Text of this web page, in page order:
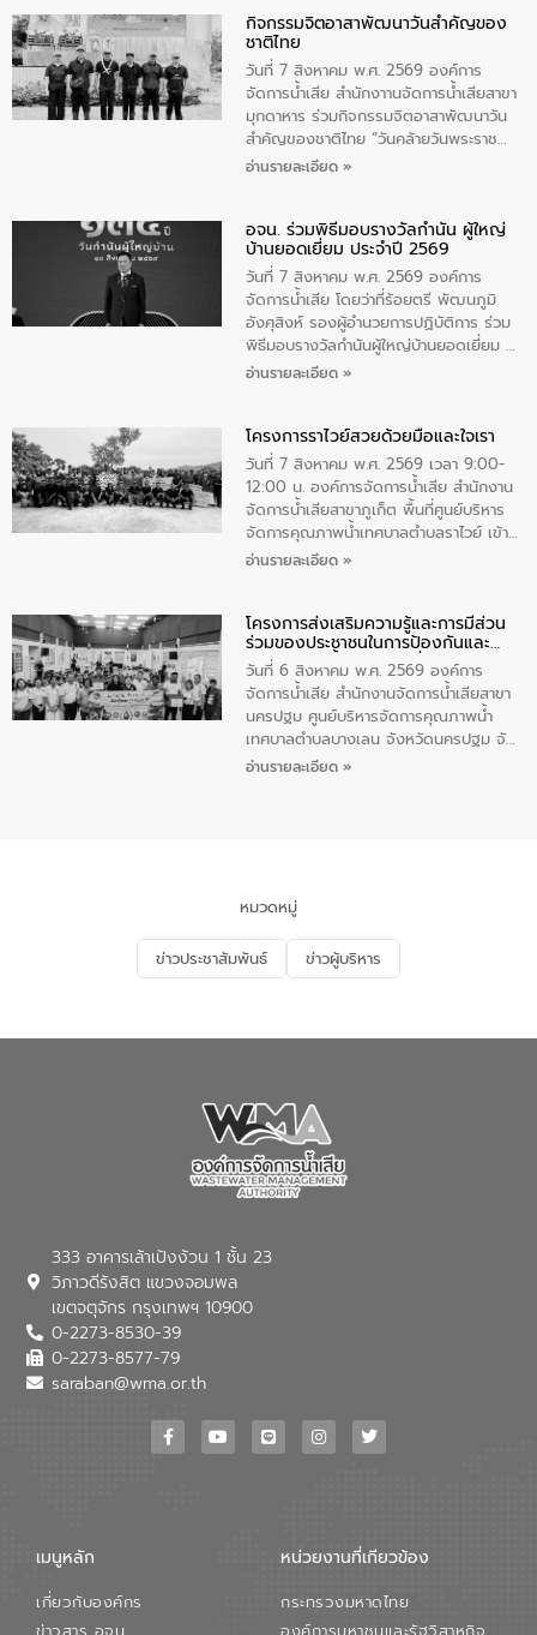
กิจกรรมจิตอาสาพัฒนาวันสําคัญของ
ชาติไทย
วันที่ 7 สิงหาคม พ.ศ. 2569 องค์การ
จัดการน้ำเสีย สำนักงาานจัดการน้ำเสียสาขา
มุกดาหาร ร่วมกิจกรรมจิตอาสาพัฒนาวัน
สําคัญของชาติไทย “วันคล้ายวันพระราช
สมภพ สมเด็จพระนางเจ้าสิริกิติ์พระบรม
ทิพย์คำ รองผู้ว่าราชการจังหวัดมุกดาหาร
เป็นประธานในพิธี ณ เรือนจําชั่วคราวนาโสก
ตําบลนาโสก อําเภอเมืองมุกดาหาร จังหวัด
มุกดาหาร โดยในกิจกรรมได้ร่วมปลูกป่า และ
ทําความสะอาดภายในบริเวณ จัดกิจกรรม
เพื่อถวายเป็นพระราชกุศล สมเด็จพระนาง
เจ้าสิริกิติ์พระบรมราชินีนาถ พระบรมราช
อ่านรายละเอียด »
อจน. ร่วมพิธีมอบรางวัลกำนัน ผู้ใหญ่
บ้านยอดเยี่ยม ประจำปี 2569
วันที่ 7 สิงหาคม พ.ศ. 2569 องค์การ
จัดการน้ำเสีย โดยว่าที่ร้อยตรี พัฒนภูมิ
อังศุสิงห์ รองผู้อำนวยการปฏิบัติการ ร่วม
พิธีมอบรางวัลกำนันผู้ใหญ่บ้านยอดเยี่ยม ณ
ทำเนียบรัฐบาล โดยมีนายอนุทิน ชาญวีรกูล
ทองคำและประกาศเกียรติคุณให้แก่ กำนัน
ผู้ใหญ่บ้านยอดเยี่ยม พร้อมกล่าวชื่นชม ให้
โอวาท และมอบนโยบาย
อ่านรายละเอียด »
โครงการราไวย์สวยด้วยมือและใจเรา
วันที่ 7 สิงหาคม พ.ศ. 2569 เวลา 9:00-
12:00 น. องค์การจัดการน้ำเสีย สำนักงาน
จัดการน้ำเสียสาขาภูเก็ต พื้นที่ศูนย์บริหาร
จัดการคุณภาพน้ำเทศบาลตำบลราไวย์ เข้า
ร่วมโครงการราไวย์สวยด้วยมือและใจเรา
ประชาชน ตัวแทนจากโรงแรมต่างๆ ในเขต
เทศบาลตำบลราไวย์ ศูนย์บริหารจัดการ
คุณภาพน้ำเทศบาลตำบลราไวย์ นำโดยนาย
น้อย แก้วเศษ ผู้จัดการสำนักงานจัดการน้ำ
เสียสาขาภูเก็ต พร้อมด้วยเจ้าหน้าที่ จำนวน
5 คน ร่วมทำกิจกรรม ทำความสะอาด
ชายหาดและแหล่งท่องเที่ยว ณ บริเวณ
อ่านรายละเอียด »
โครงการส่งเสริมความรู้และการมีส่วน
ร่วมของประชาชนในการป้องกันและ
แก้ไขปัญหาน้ำเสียอย่างยั่งยืน
วันที่ 6 สิงหาคม พ.ศ. 2569 องค์การ
จัดการน้ำเสีย สำนักงานจัดการน้ำเสียสาขา
นครปฐม ศูนย์บริหารจัดการคุณภาพน้ำ
เทศบาลตำบลบางเลน จังหวัดนครปฐม จัด
กิจกรรมภายใต้โครงการส่งเสริมความรู้และ
จัดการน้ำเสียและสร้างจิตสำนึกในการ
อนุรักษ์สิ่งแวดล้อม ในหัวข้อ “น้ำเสียชุมชน
และการบำบัดน้ำเสียเบื้องต้น” โดยให้ความรู้
เกี่ยวกับสาเหตุและผลกระทบของน้ำเสีย
ณ เทศบาลตำบลบางเลน จังหวัดนครปฐม
อ่านรายละเอียด »
หมวดหมู่
ข่าวประชาสัมพันธ์ ข่าวผู้บริหาร
333 อาคารเล้าเป้งง้วน 1 ชั้น 23
วิภาวดีรังสิต แขวงจอมพล
เขตจตุจักร กรุงเทพฯ 10900
0-2273-8530-39
0-2273-8577-79
saraban@wma.or.th
เมนูหลัก
เกี่ยวกับองค์กร
ข่าวสาร อจน.
หน่วยงานที่เกียวข้อง
กระทรวงมหาดไทย
องค์การมหาชนและรัฐวิสาหกิจ